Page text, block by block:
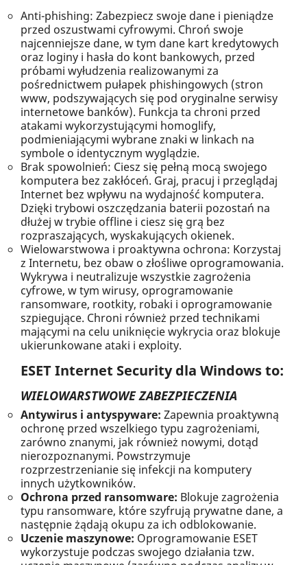
Anti-phishing: Zabezpiecz swoje dane i pieniądze
przed oszustwami cyfrowymi. Chroń swoje
najcenniejsze dane, w tym dane kart kredytowych
oraz loginy i hasła do kont bankowych, przed
próbami wyłudzenia realizowanymi za
pośrednictwem pułapek phishingowych (stron
www, podszywających się pod oryginalne serwisy
internetowe banków). Funkcja ta chroni przed
atakami wykorzystującymi homoglify,
podmieniającymi wybrane znaki w linkach na
symbole o identycznym wyglądzie.
Brak spowolnień: Ciesz się pełną mocą swojego
komputera bez zakłóceń. Graj, pracuj i przeglądaj
Internet bez wpływu na wydajność komputera.
Dzięki trybowi oszczędzania baterii pozostań na
dłużej w trybie offline i ciesz się grą bez
rozpraszających, wyskakujących okienek.
Wielowarstwowa i proaktywna ochrona: Korzystaj
z Internetu, bez obaw o złośliwe oprogramowania.
Wykrywa i neutralizuje wszystkie zagrożenia
cyfrowe, w tym wirusy, oprogramowanie
ransomware, rootkity, robaki i oprogramowanie
szpiegujące. Chroni również przed technikami
mającymi na celu uniknięcie wykrycia oraz blokuje
ukierunkowane ataki i exploity.
ESET Internet Security dla Windows to:
WIELOWARSTWOWE ZABEZPIECZENIA
Antywirus i antyspyware: Zapewnia proaktywną
ochronę przed wszelkiego typu zagrożeniami,
zarówno znanymi, jak również nowymi, dotąd
nierozpoznanymi. Powstrzymuje
rozprzestrzenianie się infekcji na komputery
innych użytkowników.
Ochrona przed ransomware: Blokuje zagrożenia
typu ransomware, które szyfrują prywatne dane, a
następnie żądają okupu za ich odblokowanie.
Uczenie maszynowe: Oprogramowanie ESET
wykorzystuje podczas swojego działania tzw.